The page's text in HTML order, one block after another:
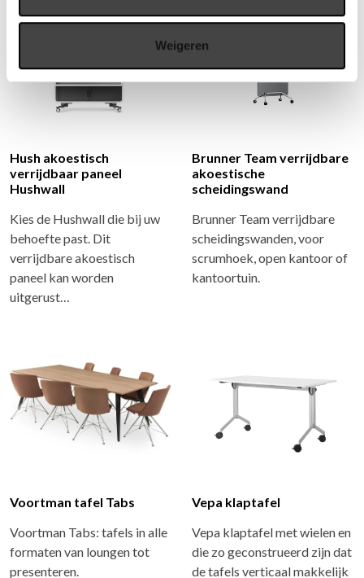
Weigeren
Hush akoestisch
verrijdbaar paneel
Hushwall
Kies de Hushwall die bij uw
behoefte past. Dit
verrijdbare akoestisch
paneel kan worden
uitgerust…
Brunner Team verrijdbare
akoestische
scheidingswand
Brunner Team verrijdbare
scheidingswanden, voor
scrumhoek, open kantoor of
kantoortuin.
Voortman tafel Tabs
Voortman Tabs: tafels in alle
formaten van loungen tot
presenteren.
Vepa klaptafel
Vepa klaptafel met wielen en
die zo geconstrueerd zijn dat
de tafels verticaal makkelijk